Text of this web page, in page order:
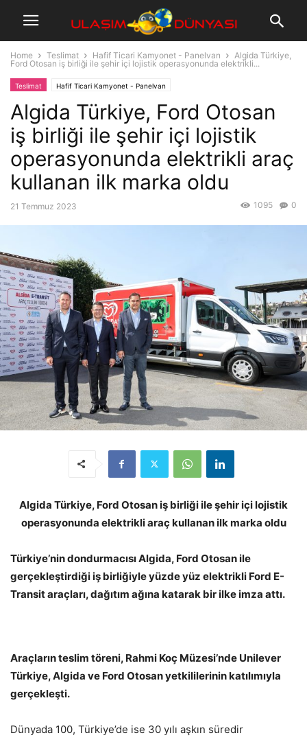
Home Teslimat Hafif Ticari Kamyonet - Panelvan
Algida Türkiye,
Ford Otosan iş birliği ile şehir içi lojistik operasyonunda elektrikli...
Teslimat Hafif Ticari Kamyonet - Panelvan
Algida Türkiye, Ford Otosan
iş birliği ile şehir içi lojistik
operasyonunda elektrikli araç
kullanan ilk marka oldu
21 Temmuz 2023 0
1095
Algida Türkiye, Ford Otosan iş birliği ile şehir içi lojistik
operasyonunda elektrikli araç kullanan ilk marka oldu
Türkiye’nin dondurmacısı Algida, Ford Otosan ile
gerçekleştirdiği iş birliğiyle yüzde yüz elektrikli Ford E-
Transit araçları, dağıtım ağına katarak bir ilke imza attı.
Araçların teslim töreni, Rahmi Koç Müzesi’nde Unilever
Türkiye, Algida ve Ford Otosan yetkililerinin katılımıyla
gerçekleşti.
Dünyada 100, Türkiye’de ise 30 yılı aşkın süredir